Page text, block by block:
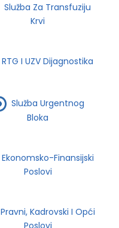
Služba Za Transfuziju
Krvi
RTG I UZV Dijagnostika
Služba Urgentnog
Bloka
Ekonomsko-Finansijski
Poslovi
Pravni, Kadrovski I Opći